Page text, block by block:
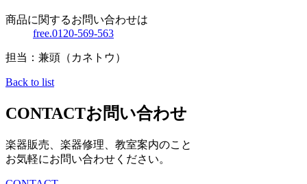
商品に関するお問い合わせは
free.0120-569-563
担当：兼頭（カネトウ）
Back to list
CONTACTお問い合わせ
楽器販売、楽器修理、教室案内のこと
お気軽にお問い合わせください。